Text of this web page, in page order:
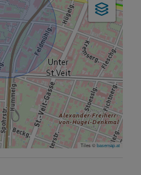
Tiles ©basemap.at